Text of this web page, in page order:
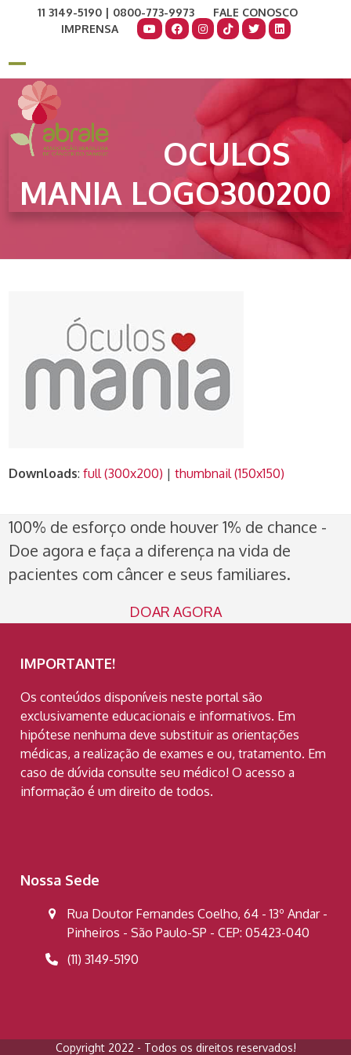
11 3149-5190 | 0800-773-9973
FALE CONOSCO
IMPRENSA
Open
mobile
menu
Close
mobile
menu
OCULOS
MANIA LOGO300200
Downloads:full (300x200) |thumbnail (150x150)
100% de esforço onde houver 1% de chance -
Doe agora e faça a diferença na vida de
pacientes com câncer e seus familiares.
DOAR AGORA
IMPORTANTE!
Os conteúdos disponíveis neste portal são
exclusivamente educacionais e informativos. Em
hipótese nenhuma deve substituir as orientações
médicas, a realização de exames e ou, tratamento. Em
caso de dúvida consulte seu médico! O acesso a
informação é um direito de todos.
Nossa Sede
Rua Doutor Fernandes Coelho, 64 - 13º Andar -
Pinheiros - São Paulo-SP - CEP: 05423-040
(11) 3149-5190
Copyright 2022 - Todos os direitos reservados!